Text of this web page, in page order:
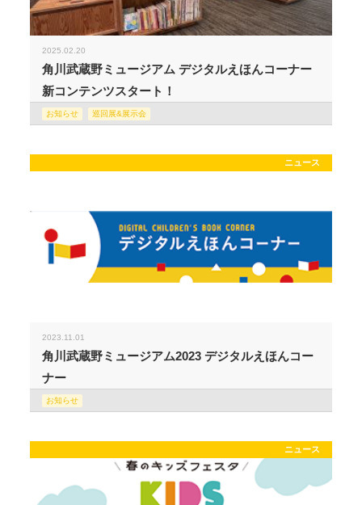
2025.02.20
角川武蔵野ミュージアム デジタルえほんコーナー
新コンテンツスタート！
お知らせ 巡回展&展示会
ニュース
2023.11.01
角川武蔵野ミュージアム2023 デジタルえほんコー
ナー
お知らせ
ニュース